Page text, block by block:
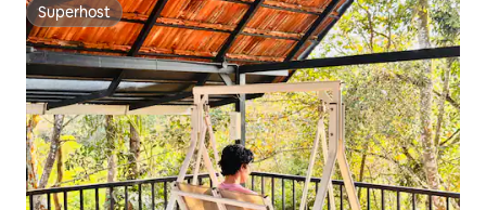
Superhost
Superhost